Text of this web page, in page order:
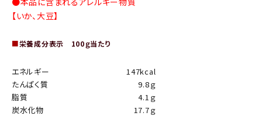
【いか、大豆】
■栄養成分表示 100ｇ当たり
エネルギー
147kcal
たんぱく質
9.8ｇ
脂質
4.1ｇ
炭水化物
17.7ｇ